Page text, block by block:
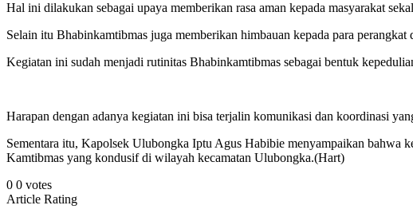
Hal ini dilakukan sebagai upaya memberikan rasa aman kepada masyarakat
Selain itu Bhabinkamtibmas juga memberikan himbauan kepada para
Kegiatan ini sudah menjadi rutinitas Bhabinkamtibmas sebagai bentuk
Harapan dengan adanya kegiatan ini bisa terjalin komunikasi dan koordinasi
Sementara itu, Kapolsek Ulubongka Iptu Agus Habibie menyampaikan bahwa
Kamtibmas yang kondusif di wilayah kecamatan Ulubongka.(Hart)
0 0 votes
Article Rating